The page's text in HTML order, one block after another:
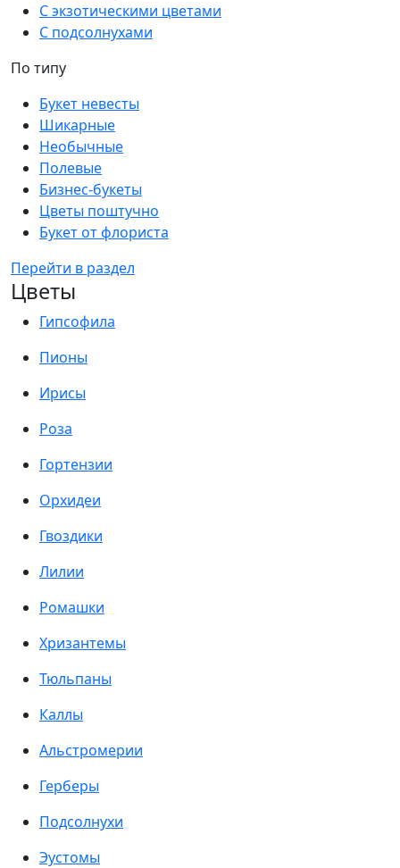
С экзотическими цветами
С подсолнухами
По типу
Букет невесты
Шикарные
Необычные
Полевые
Бизнес-букеты
Цветы поштучно
Букет от флориста
Перейти в раздел
Цветы
Гипсофила
Пионы
Ирисы
Роза
Гортензии
Орхидеи
Гвоздики
Лилии
Ромашки
Хризантемы
Тюльпаны
Каллы
Альстромерии
Герберы
Подсолнухи
Эустомы